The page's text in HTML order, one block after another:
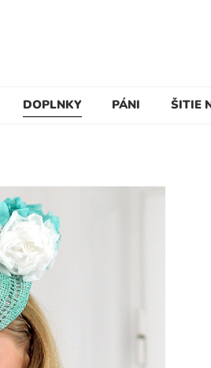
DOPLNKY PÁNI ŠITIE